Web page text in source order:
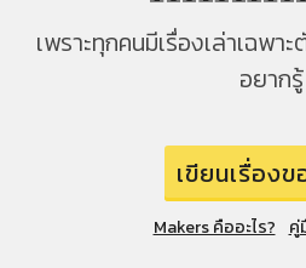
เพราะทุกคนมีเรื่องเล่าเฉพา
อยากรู้
เขียนเรื่อง
Makers คืออะไร? คู่